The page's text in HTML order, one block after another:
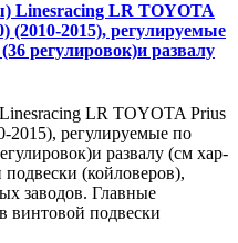
Linesracing LR TOYOTA
(2010-2015), регулируемые
регулировок)и развалу
LR TOYOTA Prius
2015), регулируемые по
развалу (см хар-
(койловеров),
заводов. Главные
винтовой подвески